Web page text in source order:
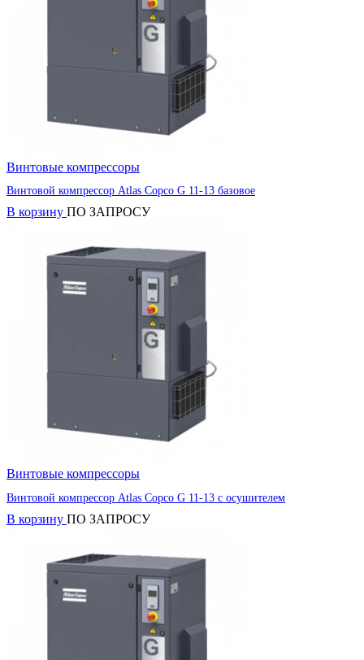
Винтовые компрессоры
Винтовой компрессор Atlas Copco G 11-13 базовое
В корзину ПО ЗАПРОСУ
Винтовые компрессоры
Винтовой компрессор Atlas Copco G 11-13 с осушителем
В корзину ПО ЗАПРОСУ